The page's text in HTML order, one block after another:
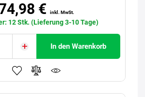
€ inkl. MwSt.
12 Stk. (Lieferung 3-10 Tage)
In den Warenkorb